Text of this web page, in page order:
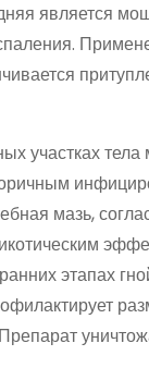
является
участках тела
мазь,
этапах